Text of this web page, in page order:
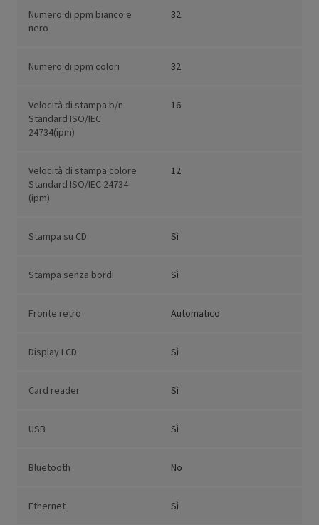
Numero di ppm bianco e
nero
32
Numero di ppm colori 32
Velocità di stampa b/n
Standard ISO/IEC
24734(ipm)
16
Velocità di stampa colore
Standard ISO/IEC 24734
(ipm)
12
Stampa su CD Sì
Stampa senza bordi Sì
Fronte retro Automatico
Display LCD Sì
Card reader Sì
USB Sì
Bluetooth No
Ethernet Sì